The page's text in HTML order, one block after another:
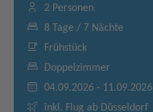
2 Personen
8 Tage / 7 Nächte
Frühstück
Doppelzimmer
04.09.2026 - 11.09.2026
inkl. Flug ab Düsseldorf